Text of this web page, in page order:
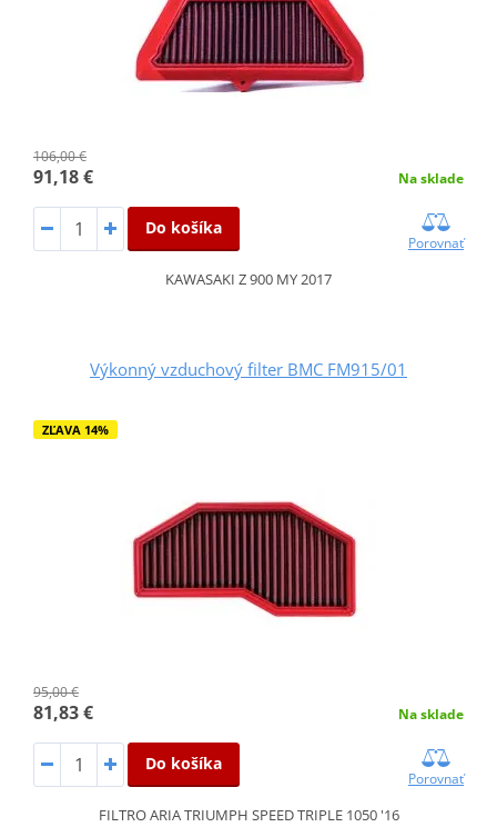
106,00 €
91,18 € Na sklade
Do košíka
Porovnať
KAWASAKI Z 900 MY 2017
Výkonný vzduchový filter BMC FM915/01
ZĽAVA 14%
95,00 €
81,83 € Na sklade
Do košíka
Porovnať
FILTRO ARIA TRIUMPH SPEED TRIPLE 1050 '16